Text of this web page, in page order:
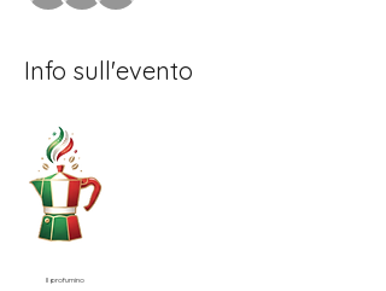
Info sull'evento
Il profumino